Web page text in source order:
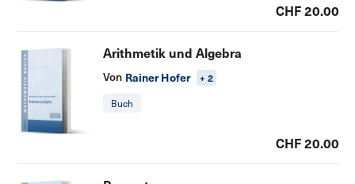
CHF 20.00
Arithmetik und Algebra
Von Rainer Hofer
+ 2
Buch
CHF 20.00